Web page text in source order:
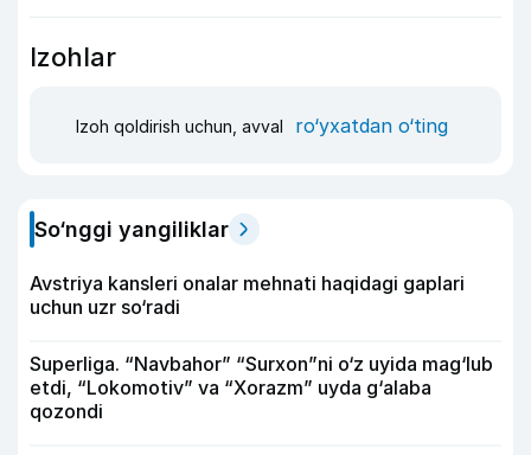
Izohlar
Izoh qoldirish uchun, avval ro‘yxatdan o‘ting
So‘nggi yangiliklar
Avstriya kansleri onalar mehnati haqidagi gaplari
uchun uzr so‘radi
Superliga. “Navbahor” “Surxon”ni o‘z uyida mag‘lub
etdi, “Lokomotiv” va “Xorazm” uyda g‘alaba
qozondi